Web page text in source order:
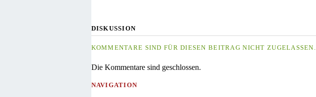
DISKUSSION
KOMMENTARE SIND FÜR DIESEN BEITRAG NICHT ZUGELASSEN.
Die Kommentare sind geschlossen.
NAVIGATION